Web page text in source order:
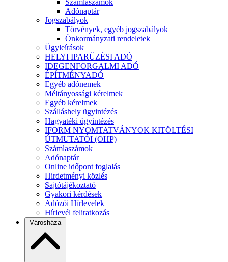
Adónaptár
Jogszabályok
Törvények, egyéb jogszabályok
Önkormányzati rendeletek
Ügyleírások
HELYI IPARŰZÉSI ADÓ
IDEGENFORGALMI ADÓ
ÉPÍTMÉNYADÓ
Egyéb adónemek
Méltányossági kérelmek
Egyéb kérelmek
Szálláshely ügyintézés
Hagyatéki ügyintézés
IFORM NYOMTATVÁNYOK KITÖLTÉSI
ÚTMUTATÓI (OHP)
Számlaszámok
Adónaptár
Online időpont foglalás
Hirdetményi közlés
Sajtótájékoztató
Gyakori kérdések
Adózói Hírlevelek
Hírlevél feliratkozás
Városháza